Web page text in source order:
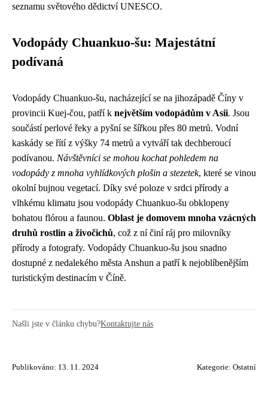
seznamu světového dědictví UNESCO.
Vodopády Chuankuo-šu: Majestátní
podívaná
Vodopády Chuankuo-šu, nacházející se na jihozápadě Číny v
provincii Kuej-čou, patří k největším vodopádům v Asii. Jsou
součástí perlové řeky a pyšní se šířkou přes 80 metrů. Vodní
kaskády se řítí z výšky 74 metrů a vytváří tak dechberoucí
podívanou. Návštěvníci se mohou kochat pohledem na
vodopády z mnoha vyhlídkových plošin a stezetek, které se vinou
okolní bujnou vegetací. Díky své poloze v srdci přírody a
vlhkému klimatu jsou vodopády Chuankuo-šu obklopeny
bohatou flórou a faunou. Oblast je domovem mnoha vzácných
druhů rostlin a živočichů, což z ní činí ráj pro milovníky
přírody a fotografy. Vodopády Chuankuo-šu jsou snadno
dostupné z nedalekého města Anshun a patří k nejoblíbenějším
turistickým destinacím v Číně.
Našli jste v článku chybu?Kontaktujte nás
Publikováno: 13. 11. 2024 Kategorie: Ostatní